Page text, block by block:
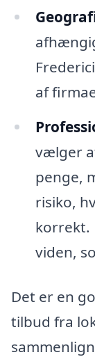
af
vælger
penge,
risiko,
korrekt.
viden,
Det er en
tilbud fra